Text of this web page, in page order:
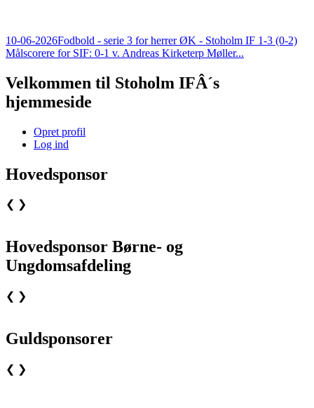
10-06-2026Fodbold - serie 3 for herrer ØK - Stoholm IF 1-3 (0-2)
Målscorere for SIF: 0-1 v. Andreas Kirketerp Møller...
Velkommen til Stoholm IFÂ´s
hjemmeside
Opret profil
Log ind
Hovedsponsor
❮ ❯
Hovedsponsor Børne- og
Ungdomsafdeling
❮ ❯
Guldsponsorer
❮ ❯